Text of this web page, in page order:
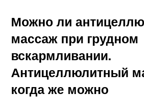
Можно ли
массаж при грудном
вскармливании.
Антицеллюлитный
когда же можно